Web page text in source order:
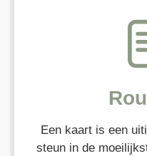
Een kaart is een
steun in de